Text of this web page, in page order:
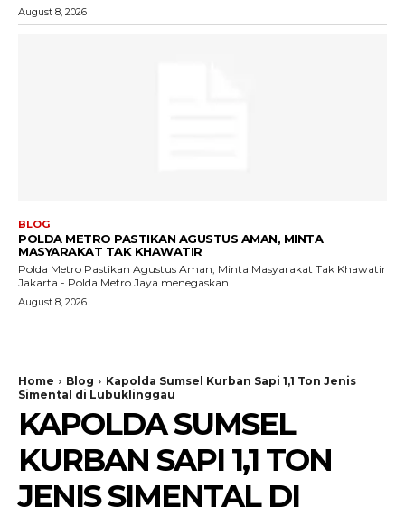
August 8, 2026
BLOG
POLDA METRO PASTIKAN AGUSTUS AMAN, MINTA
MASYARAKAT TAK KHAWATIR
Polda Metro Pastikan Agustus Aman, Minta Masyarakat Tak Khawatir
Jakarta - Polda Metro Jaya menegaskan...
August 8, 2026